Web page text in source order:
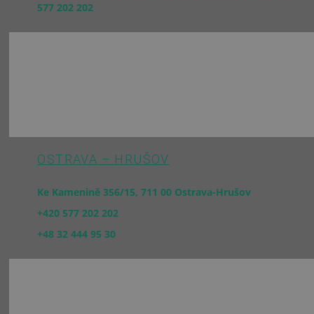
577 202 202
OSTRAVA – HRUŠOV
Ke Kamenině 356/15, 711 00 Ostrava-Hrušov
+420 577 202 202
+48 32 444 95 30